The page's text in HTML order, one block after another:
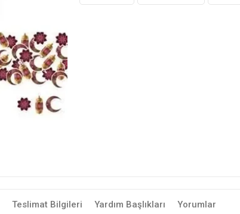
Teslimat Bilgileri Yardım Başlıkları Yorumlar